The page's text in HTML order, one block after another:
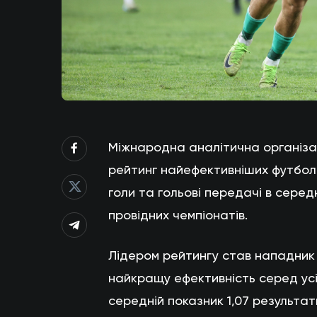
Міжнародна аналітична
рейтинг найефективніших
голи та гольові передачі в
провідних чемпіонатів.
Лідером рейтингу став
найкращу ефективність серед
середній показник 1,07